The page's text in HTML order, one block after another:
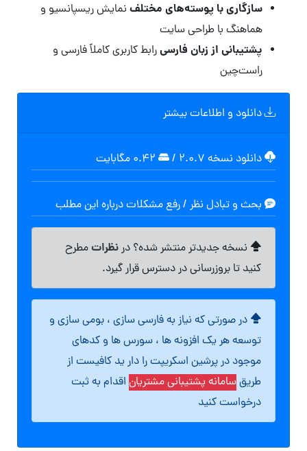
سازگاری با پوسته‌های مختلف نمایش ریسپانسیو و
هماهنگ با طراحی سایت
پشتیبانی از زبان فارسیرابط کاربری کاملاً فارسی و
راست‌چین
دانلود و اطلاعات بیشتر
دانلود نسخه ۲.۰.۷ /
بحث و تبادل نظر / رفع مشکلات درباره این مطلب
نسخه جدیدتر منتشر شده؟ درنظراتمطرح
کنید تا بروزرسانی در دسترس قرار گیرد.
در صورتی که نیاز به فارسی سازی ، بومی سازی و
توسعه هر یک افزونه ها ، سورس ها و کدهای
موجود در پرشین اسکریپت را دار ید کافیست از
طریقسامانه پشتیبانی مشتریان اقدام به ثبت
درخواست کنید